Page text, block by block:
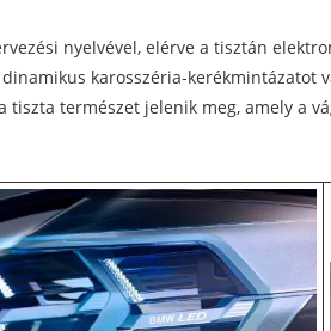
nyelvével, elérve a tisztán
karosszéria-kerékmintázatot
természet jelenik meg, amely a